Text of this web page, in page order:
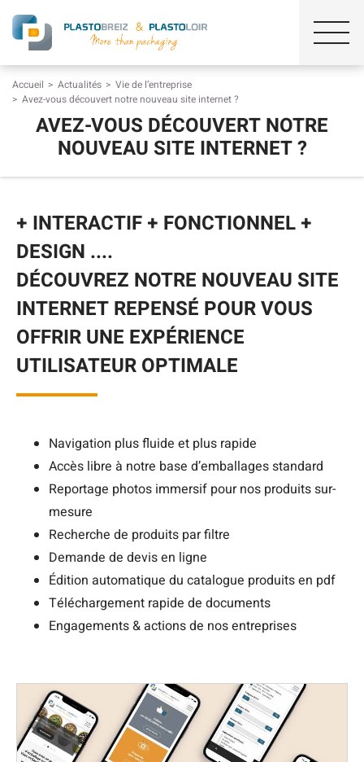
Accueil Actualités
Vie de l’entreprise
Avez-vous découvert notre nouveau site internet ?
AVEZ-VOUS DÉCOUVERT NOTRE
NOUVEAU SITE INTERNET ?
+ INTERACTIF + FONCTIONNEL +
DESIGN ....
DÉCOUVREZ NOTRE NOUVEAU SITE
INTERNET REPENSÉ POUR VOUS
OFFRIR UNE EXPÉRIENCE
UTILISATEUR OPTIMALE
Navigation plus fluide et plus rapide
Accès libre à notre base d’emballages standard
Reportage photos immersif pour nos produits sur-
mesure
Recherche de produits par filtre
Demande de devis en ligne
Édition automatique du catalogue produits en pdf
Téléchargement rapide de documents
Engagements & actions de nos entreprises